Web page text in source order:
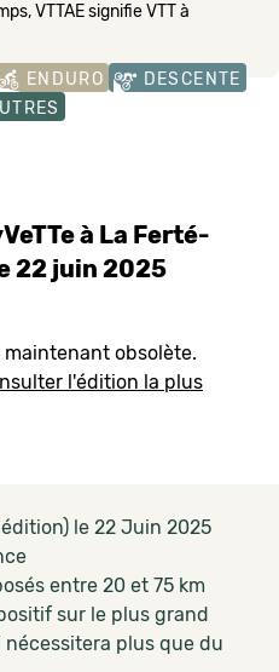
VTTAE signifie VTT à
ENDURO
DESCENTE
à La Ferté-
22 juin 2025
obsolète.
l'édition la plus
édition) le 22 Juin 2025
entre 20 et 75 km
sur le plus grand
plus que du